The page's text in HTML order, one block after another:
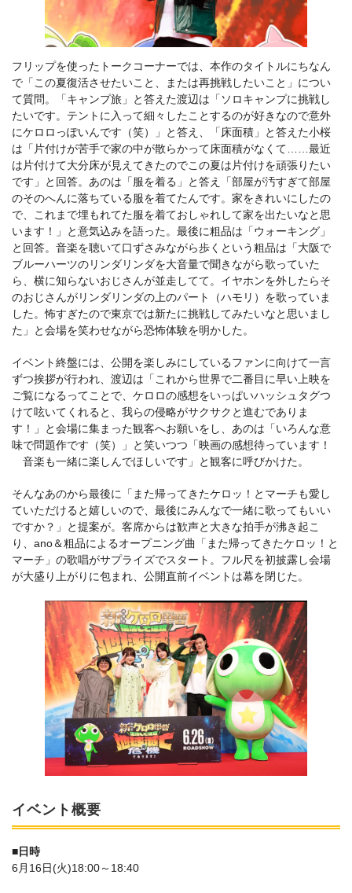
フリップを使ったトークコーナーでは、本作のタイトルにちなん
で「この夏復活させたいこと、または再挑戦したいこと」につい
て質問。「キャンプ旅」と答えた渡辺は「ソロキャンプに挑戦し
たいです。テントに入って細々したことするのが好きなので意外
にケロロっぽいんです（笑）」と答え、「床面積」と答えた小桜
は「片付けが苦手で家の中が散らかって床面積がなくて……最近
は片付けて大分床が見えてきたのでこの夏は片付けを頑張りたい
です」と回答。あのは「服を着る」と答え「部屋が汚すぎて部屋
のそのへんに落ちている服を着てたんです。家をきれいにしたの
で、これまで埋もれてた服を着ておしゃれして家を出たいなと思
います！」と意気込みを語った。最後に粗品は「ウォーキング」
と回答。音楽を聴いて口ずさみながら歩くという粗品は「大阪で
ブルーハーツのリンダリンダを大音量で聞きながら歌っていた
ら、横に知らないおじさんが並走してて。イヤホンを外したらそ
のおじさんがリンダリンダの上のパート（ハモリ）を歌っていま
した。怖すぎたので東京では新たに挑戦してみたいなと思いまし
た」と会場を笑わせながら恐怖体験を明かした。
イベント終盤には、公開を楽しみにしているファンに向けて一言
ずつ挨拶が行われ、渡辺は「これから世界で二番目に早い上映を
ご覧になるってことで、ケロロの感想をいっぱいハッシュタグつ
けて呟いてくれると、我らの侵略がサクサクと進むでありま
す！」と会場に集まった観客へお願いをし、あのは「いろんな意
味で問題作です（笑）」と笑いつつ「映画の感想待っています！
音楽も一緒に楽しんでほしいです」と観客に呼びかけた。
そんなあのから最後に「また帰ってきたケロッ！とマーチも愛し
ていただけると嬉しいので、最後にみんなで一緒に歌ってもいい
ですか？」と提案が。客席からは歓声と大きな拍手が沸き起こ
り、ano＆粗品によるオープニング曲「また帰ってきたケロッ！と
マーチ」の歌唱がサプライズでスタート。フル尺を初披露し会場
が大盛り上がりに包まれ、公開直前イベントは幕を閉じた。
イベント概要
■日時
6月16日(火)18:00～18:40